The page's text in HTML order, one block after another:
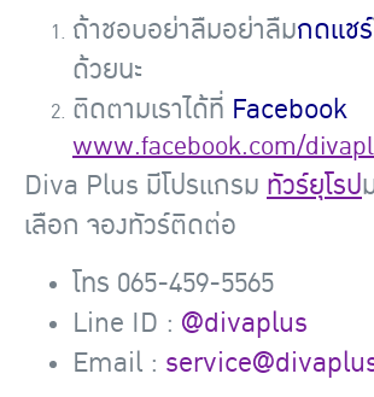
ถ้าชอบอย่าลืมอย่าลืมกดแชร์
ด้วยนะ
ติดตามเราได้ที่ Facebook
www.facebook.com/
Diva Plus มีโปรแกรม ทัวร์ยุโรป
เลือก จองทัวร์ติดต่อ
โทร 065-459-5565
Line ID : @divaplus
Email :